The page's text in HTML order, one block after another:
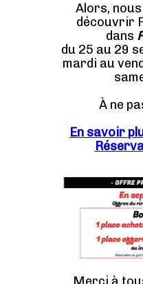
Alors,
découvrir
dans
du 25 au 29
mardi au
À ne
En savoir